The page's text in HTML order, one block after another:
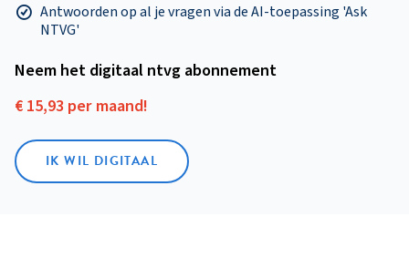
Antwoorden op al je vragen via de AI-toepassing 'Ask
NTVG'
Neem het digitaal ntvg abonnement
€ 15,93 per maand!
IK WIL DIGITAAL